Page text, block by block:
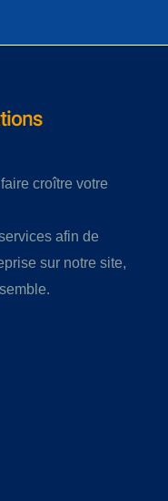
croître votre
afin de
sur notre site,